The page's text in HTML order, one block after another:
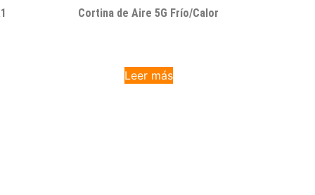
Cortina de Aire 5G Frío/Calor
Leer más